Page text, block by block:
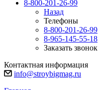
8-800-201-26-99
Назад
Телефоны
8-800-201-26-99
8-965-145-55-18
Заказать звонок
Контактная информация
info@stroybigmag.ru